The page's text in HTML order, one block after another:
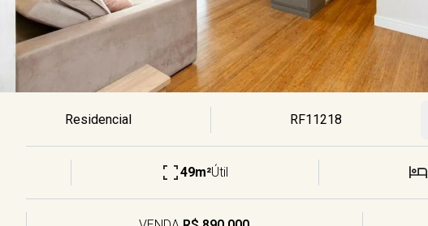
Residencial RF11218
49m²Útil